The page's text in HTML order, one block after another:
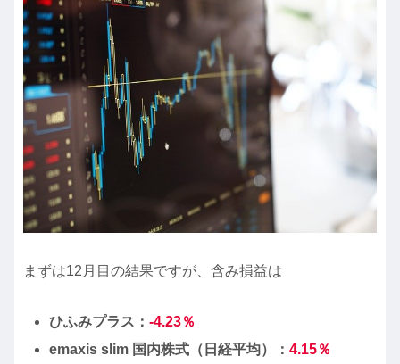
まずは12月目の結果ですが、含み損益は
ひふみプラス：-4.23％
emaxis slim 国内株式（日経平均）：4.15％